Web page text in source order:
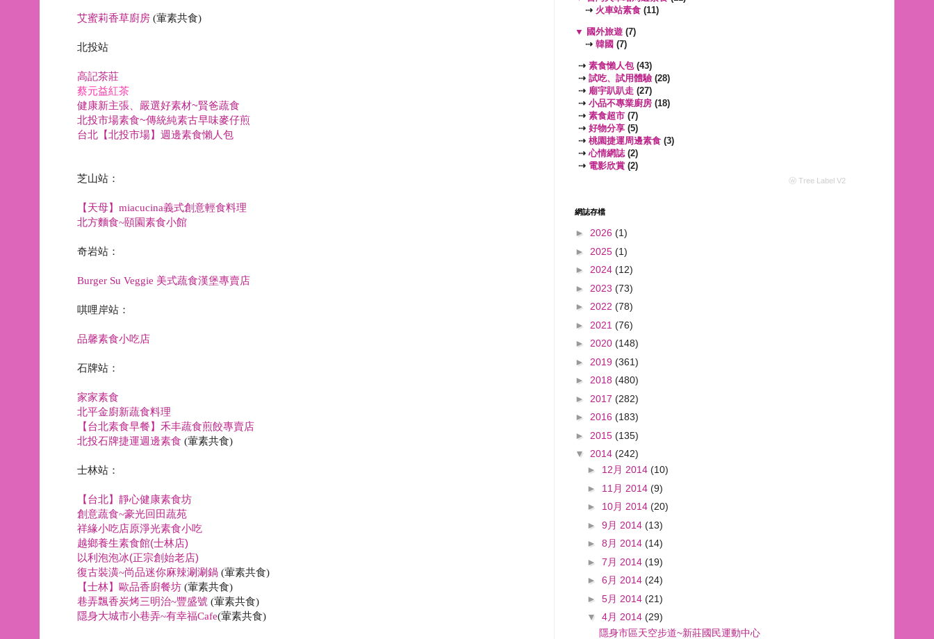
艾蜜莉香草廚房 (葷素共食)
北投站
高記茶莊
蔡元益紅茶
健康新主張、嚴選好素材~賢爸蔬食
北投市場素食~傳統純素古早味麥仔煎
台北【北投市場】週邊素食懶人包
芝山站：
【天母】 miacucina義式創意輕食料理
北方麵食~頤園素食小館
奇岩站：
Burger Su Veggie 美式蔬食漢堡專賣店
唭哩岸站 ：
品馨素食小吃店
石牌站：
家家素食
北平金廚新蔬食料理
【台北素食早餐】禾丰蔬食煎餃專賣店
北投石牌捷運週邊素食 (葷素共食)
士林站：
【台北】靜心健康素食坊
創意蔬食~豪光回田蔬苑
祥緣小吃店原淨光素食小吃
越鄉養生素食館(士林店)
以利泡泡冰(正宗創始老店)
復古裝潢~尚品迷你麻辣涮涮鍋 (葷素共食)
【士林】歐品香廚餐坊 (葷素共食)
巷弄飄香炭烤三明治~豐盛號 (葷素共食)
隱身大城市小巷弄~有幸福Cafe(葷素共食)
⇢ 火車站素食 (11)
▼ 國外旅遊 (7)
⇢ 韓國 (7)
⇢ 素食懶人包(43)
⇢ 試吃、試用體驗(28)
⇢ 廟宇趴趴走 (27)
⇢ 小品不專業廚房 (18)
⇢ 素食超市 (7)
⇢ 好物分享 (5)
⇢ 桃園捷運周邊素食 (3)
⇢心情網誌 (2)
⇢ 電影欣賞 (2)
ⓦ Tree Label V2
網誌存檔
► 2026 (1)
► 2025 (1)
► 2024 (12)
► 2023 (73)
► 2022 (78)
► 2021 (76)
► 2020 (148)
► 2019 (361)
► 2018 (480)
► 2017 (282)
► 2016 (183)
► 2015 (135)
▼ 2014 (242)
► 12月 2014 (10)
► 11月 2014 (9)
► 10月 2014 (20)
► 9月 2014 (13)
► 8月 2014 (14)
► 7月 2014 (19)
► 6月 2014 (24)
► 5月 2014 (21)
▼ 4月 2014 (29)
隱身市區天空步道~新莊國民運動中心